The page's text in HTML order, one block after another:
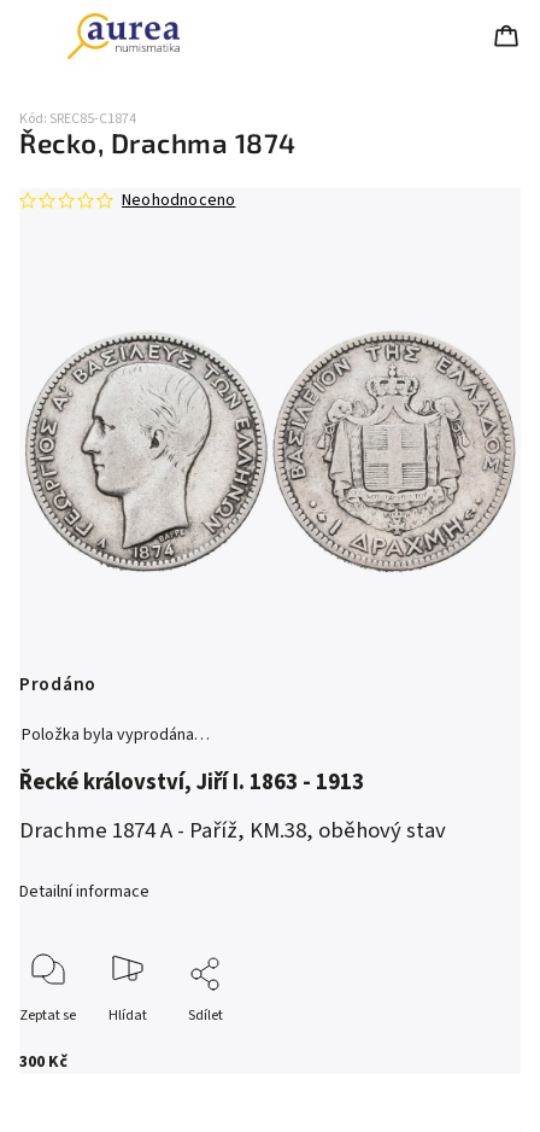
Řecko, Drachma 1874
Kód: SREC85-C1874
Neohodnoceno
300 Kč
Prodáno
Položka byla vyprodána…
Řecké království, Jiří I. 1863 - 1913
Drachme 1874 A - Paříž, KM.38, oběhový stav
Detailní informace
Zeptat se Hlídat Sdílet